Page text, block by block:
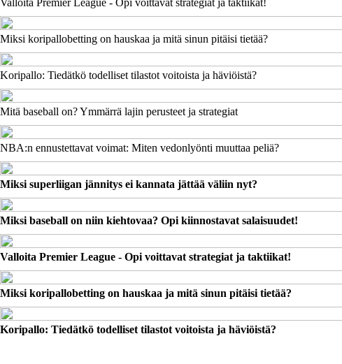
Miksi koripallobetting on hauskaa ja mitä sinun pitäisi tietää?
Koripallo: Tiedätkö todelliset tilastot voitoista ja häviöistä?
Mitä baseball on? Ymmärrä lajin perusteet ja strategiat
NBA:n ennustettavat voimat: Miten vedonlyönti muuttaa peliä?
Miksi superliigan jännitys ei kannata jättää väliin nyt?
Miksi baseball on niin kiehtovaa? Opi kiinnostavat salaisuudet!
Valloita Premier League - Opi voittavat strategiat ja taktiikat!
Miksi koripallobetting on hauskaa ja mitä sinun pitäisi tietää?
Koripallo: Tiedätkö todelliset tilastot voitoista ja häviöistä?